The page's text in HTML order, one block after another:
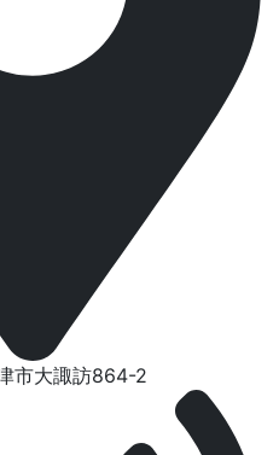
市⼤諏訪864-2